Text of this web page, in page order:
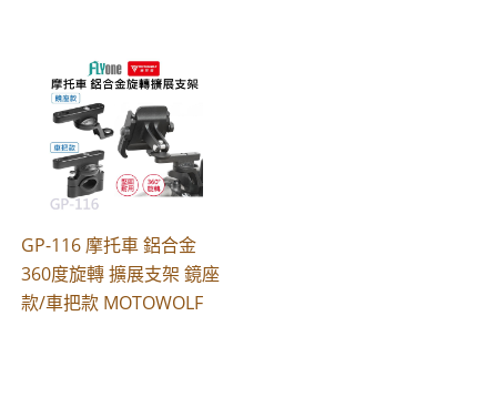
GP-116 摩托車 鋁合金
360度旋轉 擴展支架 鏡座
款/車把款 MOTOWOLF